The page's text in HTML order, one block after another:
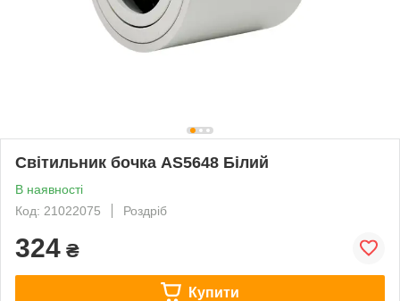
Світильник бочка AS5648 Білий
В наявності
Код: 21022075
Роздріб
324 ₴
Купити